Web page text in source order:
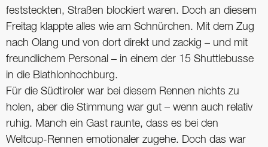
feststeckten, Straßen blockiert waren. Doch an diesem
Freitag klappte alles wie am Schnürchen. Mit dem Zug
nach Olang und von dort direkt und zackig – und mit
freundlichem Personal – in einem der 15 Shuttlebusse
in die Biathlonhochburg.
Für die Südtiroler war bei diesem Rennen nichts zu
holen, aber die Stimmung war gut – wenn auch relativ
ruhig. Manch ein Gast raunte, dass es bei den
Weltcup-Rennen emotionaler zugehe. Doch das war